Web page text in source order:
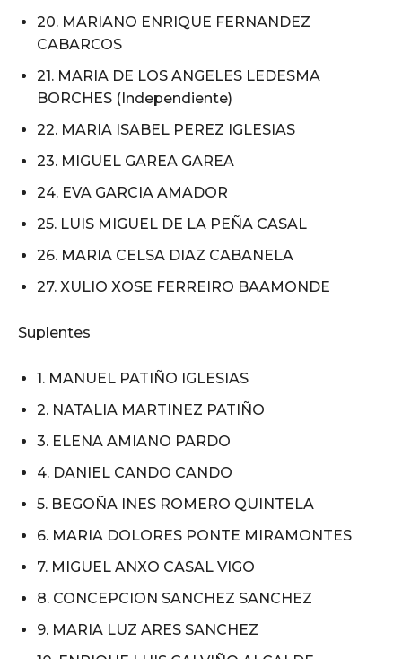
20. MARIANO ENRIQUE FERNANDEZ
CABARCOS
21. MARIA DE LOS ANGELES LEDESMA
BORCHES (Independiente)
22. MARIA ISABEL PEREZ IGLESIAS
23. MIGUEL GAREA GAREA
24. EVA GARCIA AMADOR
25. LUIS MIGUEL DE LA PEÑA CASAL
26. MARIA CELSA DIAZ CABANELA
27. XULIO XOSE FERREIRO BAAMONDE
Suplentes
1. MANUEL PATIÑO IGLESIAS
2. NATALIA MARTINEZ PATIÑO
3. ELENA AMIANO PARDO
4. DANIEL CANDO CANDO
5. BEGOÑA INES ROMERO QUINTELA
6. MARIA DOLORES PONTE MIRAMONTES
7. MIGUEL ANXO CASAL VIGO
8. CONCEPCION SANCHEZ SANCHEZ
9. MARIA LUZ ARES SANCHEZ